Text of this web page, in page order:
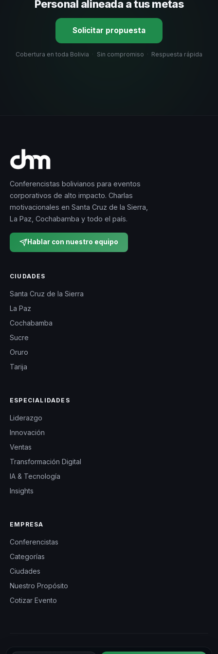
Personal alineada a tus metas
Solicitar propuesta
Cobertura en toda Bolivia · Sin compromiso · Respuesta rápida
Conferencistas bolivianos para eventos
corporativos de alto impacto. Charlas
motivacionales en Santa Cruz de la Sierra,
La Paz, Cochabamba y todo el país.
Hablar con nuestro equipo
CIUDADES
Santa Cruz de la Sierra
La Paz
Cochabamba
Sucre
Oruro
Tarija
ESPECIALIDADES
Liderazgo
Innovación
Ventas
Transformación Digital
IA & Tecnología
Insights
EMPRESA
Conferencistas
Categorías
Ciudades
Nuestro Propósito
Cotizar Evento